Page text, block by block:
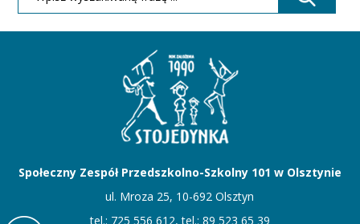
Społeczny Zespół Przedszkolno-Szkolny 101 w Olsztynie
ul. Mroza 25, 10-692 Olsztyn
tel.: 725 556 612, tel.: 89 523 65 39